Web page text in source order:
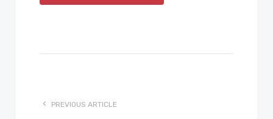
PREVIOUS ARTICLE